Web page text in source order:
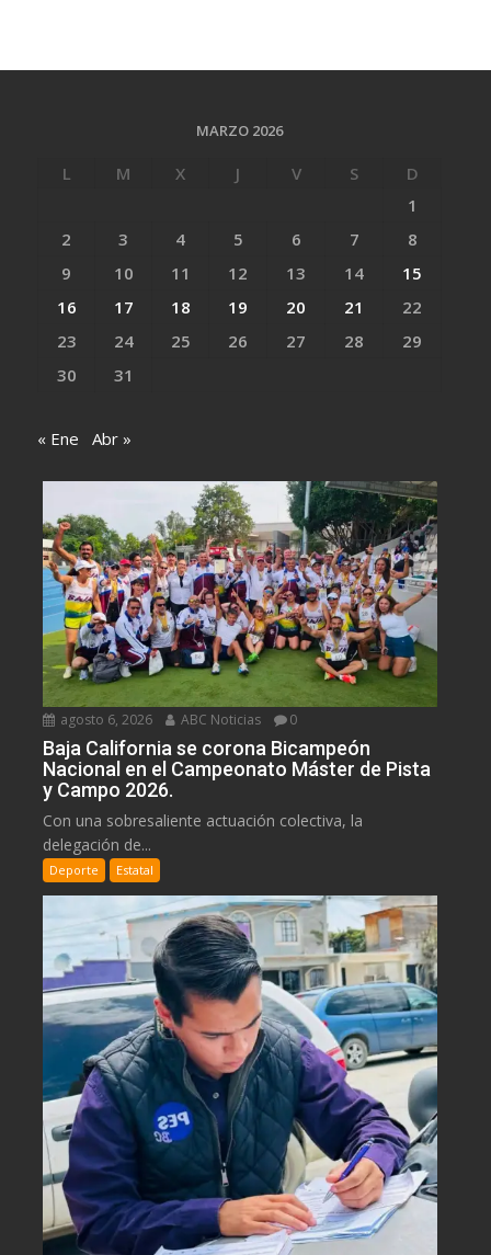
MARZO 2026
L M X J V S
D
1
2
3 4 5 6 7
8
9
10 11 12 13 14
15
16
17 18 19 20 21
22
23
24 25 26 27 28
29
30
31
« Ene Abr »
agosto 6, 2026 ABC Noticias 0
Baja California se corona Bicampeón
Nacional en el Campeonato Máster de Pista
y Campo 2026.
Con una sobresaliente actuación colectiva, la
delegación de...
Deporte Estatal